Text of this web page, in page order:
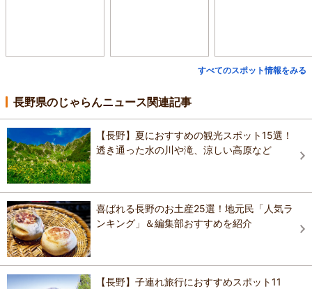
すべてのスポット情報をみる
長野県のじゃらんニュース関連記事
【長野】夏におすすめの観光スポット15選！
透き通った水の川や滝、涼しい高原など
喜ばれる長野のお土産25選！地元民「人気ラ
ンキング」＆編集部おすすめを紹介
【長野】子連れ旅行におすすめスポット11